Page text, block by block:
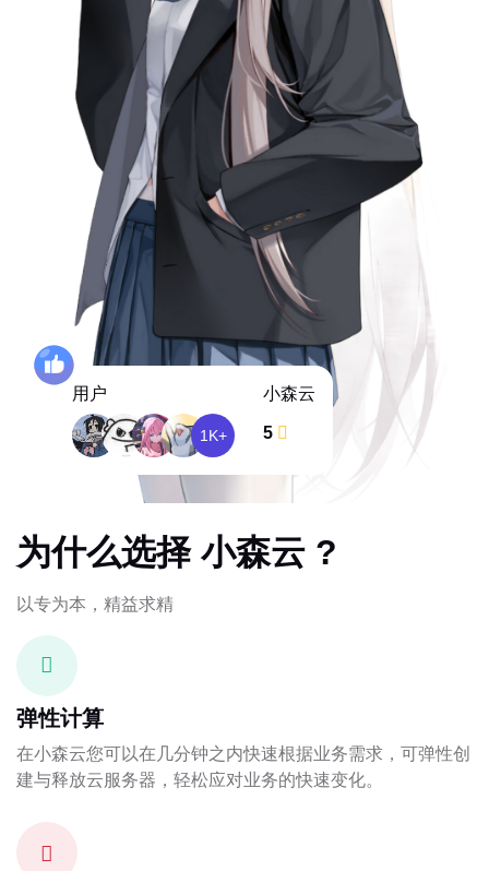
用户
1K+
小森云
5
为什么选择 小森云 ?
以专为本，精益求精
弹性计算
在小森云您可以在几分钟之内快速根据业务需求，可弹性创
建与释放云服务器，轻松应对业务的快速变化。